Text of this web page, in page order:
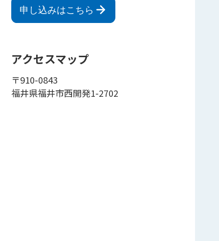
申し込みはこちら
アクセスマップ
〒910-0843
福井県福井市西開発1-2702